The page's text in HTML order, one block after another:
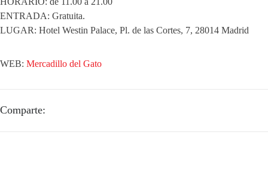
ENTRADA: Gratuita.
LUGAR: Hotel Westin Palace, Pl. de las Cortes, 7, 28014 Madrid
WEB: Mercadillo del Gato
Comparte: